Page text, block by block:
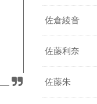
佐倉綾音
佐藤利奈
佐藤朱